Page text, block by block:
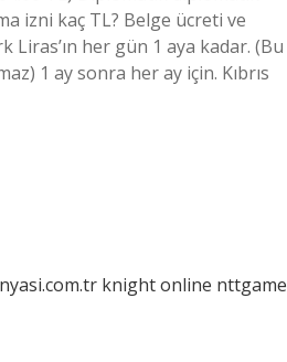
izni kaç TL? Belge ücreti ve
her gün 1 aya kadar. (Bu
1 ay sonra her ay için. Kıbrıs
knight online nttgame